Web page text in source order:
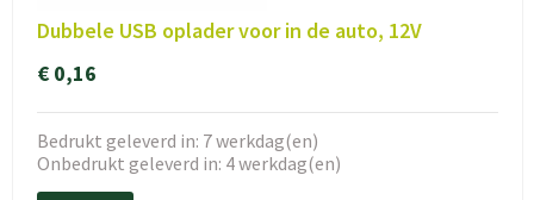
Dubbele USB oplader voor in de auto, 12V
€ 0,16
Bedrukt geleverd in: 7 werkdag(en)
Onbedrukt geleverd in: 4 werkdag(en)